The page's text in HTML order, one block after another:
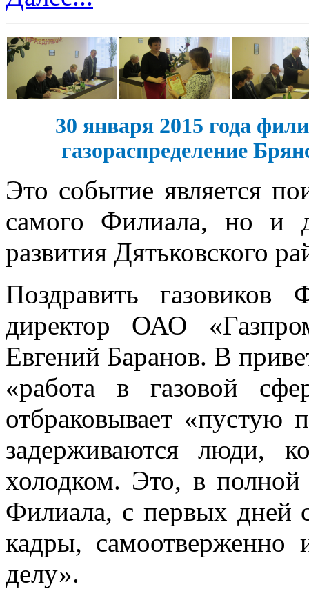
30 января 2015 года
газораспределение
Это событие является
самого Филиала, но и
развития Дятьковского
Поздравить газовиков
директор ОАО
Евгений Баранов. В
«работа в газовой
отбраковывает «пустую
задерживаются люди,
холодком. Это, в полной
Филиала, с первых дней
кадры, самоотверженно
делу».